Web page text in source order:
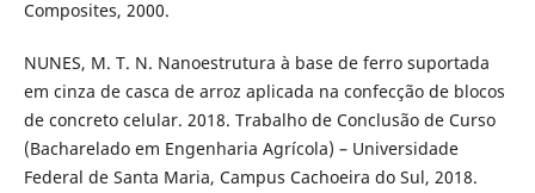
Composites, 2000.
NUNES, M. T. N. Nanoestrutura à base de ferro suportada
em cinza de casca de arroz aplicada na confecção de blocos
de concreto celular. 2018. Trabalho de Conclusão de Curso
(Bacharelado em Engenharia Agrícola) – Universidade
Federal de Santa Maria, Campus Cachoeira do Sul, 2018.